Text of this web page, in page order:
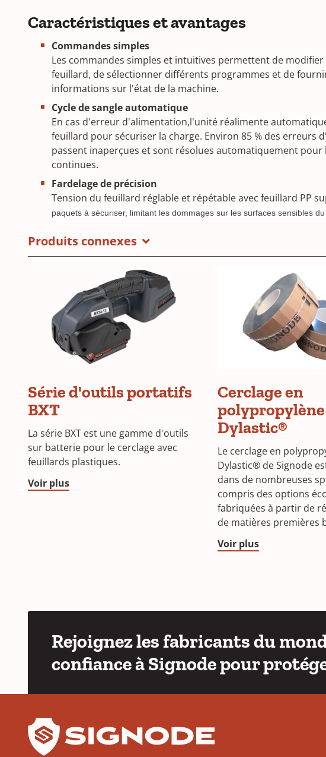
Caractéristiques et avantages
Commandes simples
Les commandes simples et intuitives permettent de
feuillard, de sélectionner différents programmes et de
informations sur l'état de la machine.
Cycle de sangle automatique
En cas d'erreur d'alimentation,l'unité réalimente
feuillard pour sécuriser la charge. Environ 85 % des erreurs
passent inaperçues et sont résolues automatiquement pour
continues.
Fardelage de précision
Tension du feuillard réglable et répétable avec feuillard PP
paquets à sécuriser, limitant les dommages sur les surfaces sensibles du
Produits connexes
Série d'outils portatifs
BXT
La série BXT est une gamme d'outils
sur batterie pour le cerclage avec
feuillards plastiques.
Voir plus
Cerclage en
polypropylène
Dylastic®
Le cerclage en
Dylastic® de Signode
dans de nombreuses
compris des options
fabriquées à partir de
de matières premières
Voir plus
Rejoignez les fabricants du
confiance à Signode pour